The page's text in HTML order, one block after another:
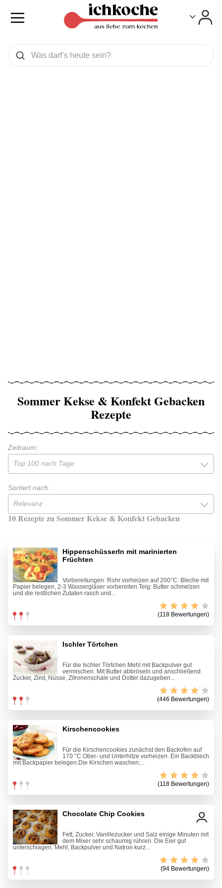
Was wollen Sie suchen
Suchen
Sommer Kekse & Konfekt Gebacken
Rezepte
Zeitraum:
Top 100 nach Tage
Sortiert nach:
Relevanz
10 Rezepte zu Sommer Kekse & Konfekt Gebacken
Hippenschüsserln mit marinierten
Früchten
Vorbereitungen: Rohr vorheizen auf 200°C. Bleche mit
Papier belegen, 2-3 Wassergläser vorbereiten.Teig: Butter schmelzen
und die restlichen Zutaten rasch und...
(118 Bewertungen)
Ischler Törtchen
Für die Ischler Törtchen Mehl mit Backpulver gut
vermischen. Mit Butter abbröseln und anschließend
Zucker, Zimt, Nüsse, Zitronenschale und Dotter dazugeben...
(446 Bewertungen)
Kirschencookies
Für die Kirschencookies zunächst den Backofen auf
170 °C Ober- und Unterhitze vorheizen. Ein Backblech
mit Backpapier belegen.Die Kirschen waschen,...
(118 Bewertungen)
Chocolate Chip Cookies
Fett, Zucker, Vanillezucker und Salz einige Minuten mit
dem Mixer sehr schaumig rühren. Die Eier gut
unterschlagen. Mehl, Backpulver und Natron kurz...
(94 Bewertungen)